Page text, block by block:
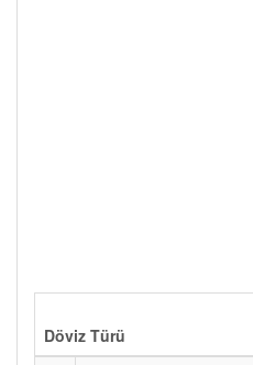
Döviz Türü